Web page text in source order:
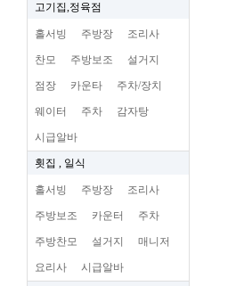
고기집,정육점
홀서빙 주방장 조리사
찬모 주방보조 설거지
점장 카운타 주차/장치
웨이터 주차 감자탕
시급알바
횟집 , 일식
홀서빙 주방장 조리사
주방보조 카운터 주차
주방찬모 설거지 매니저
요리사 시급알바